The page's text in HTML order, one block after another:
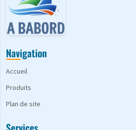
Navigation
Accueil
Produits
Plan de site